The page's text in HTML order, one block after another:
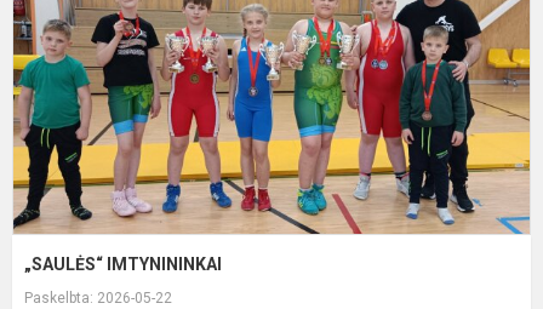
„SAULĖS“ IMTYNININKAI
Paskelbta: 2026-05-22